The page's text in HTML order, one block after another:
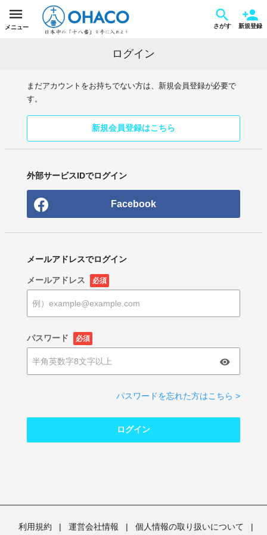
メニュー さがす 新規登録
ログイン
まだアカウントをお持ちでない方は、新規会員登録が必要で
す。
新規会員登録はこちら
外部サービスIDでログイン
Facebook
メールアドレスでログイン
メールアドレス 必須
パスワード 必須
パスワードを忘れた方はこちら >
ログイン
利用規約 | 運営会社情報 | 個人情報の取り扱いについて |